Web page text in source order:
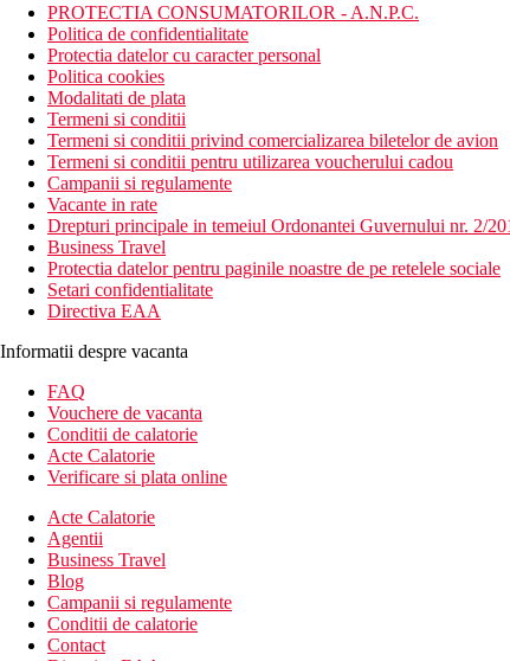
PROTECTIA CONSUMATORILOR - A.N.P.C.
Politica de confidentialitate
Protectia datelor cu caracter personal
Politica cookies
Modalitati de plata
Termeni si conditii
Termeni si conditii privind comercializarea biletelor de avion
Termeni si conditii pentru utilizarea voucherului cadou
Campanii si regulamente
Vacante in rate
Drepturi principale in temeiul Ordonantei Guvernului nr. 2/
Business Travel
Protectia datelor pentru paginile noastre de pe retelele sociale
Setari confidentialitate
Directiva EAA
Informatii despre vacanta
FAQ
Vouchere de vacanta
Conditii de calatorie
Acte Calatorie
Verificare si plata online
Acte Calatorie
Agentii
Business Travel
Blog
Campanii si regulamente
Conditii de calatorie
Contact